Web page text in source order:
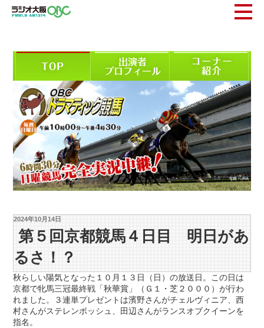
2024年10月14日
第５回京都競馬４日目 明日があ
るさ！？
秋らしい陽気となった１０月１３日（日）の放送日。この日は
京都で牝馬三冠最終戦「秋華賞」（Ｇ１・芝２０００）が行わ
れました。３連単プレゼントは濱野さんがチェルヴィニア、西
村さんがステレンボッシュ、田辺さんがランスオブクイーンを
指名。